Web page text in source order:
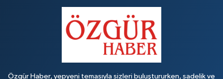
Özgür Haber, yepyeni temasıyla sizleri buluştururken, sadelik ve